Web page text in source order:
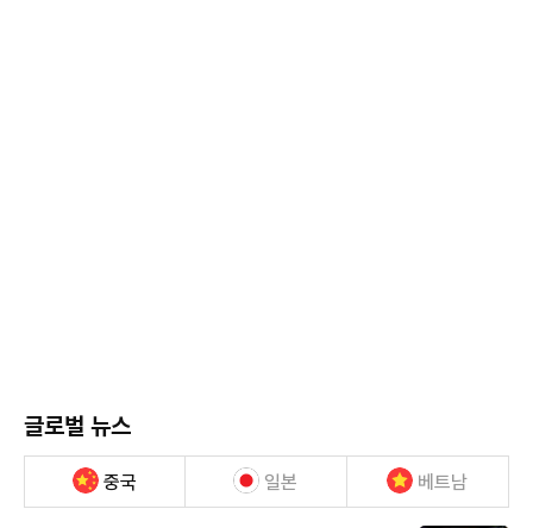
글로벌 뉴스
중국 일본 베트남